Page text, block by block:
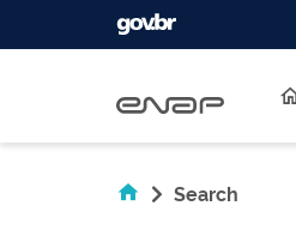
Search